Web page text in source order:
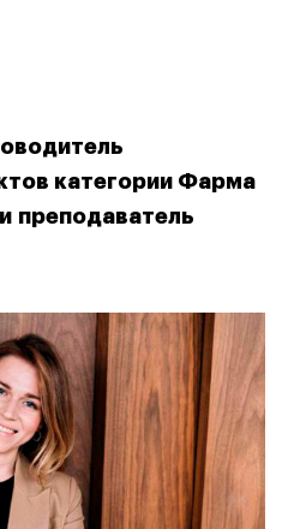
категории Фарма
преподаватель